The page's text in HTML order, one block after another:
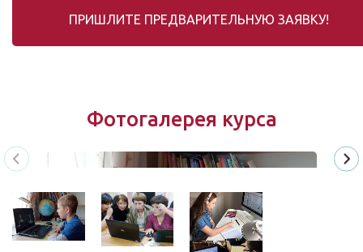
ПРИШЛИТЕ ПРЕДВАРИТЕЛЬНУЮ ЗАЯВКУ!
Фотогалерея курса